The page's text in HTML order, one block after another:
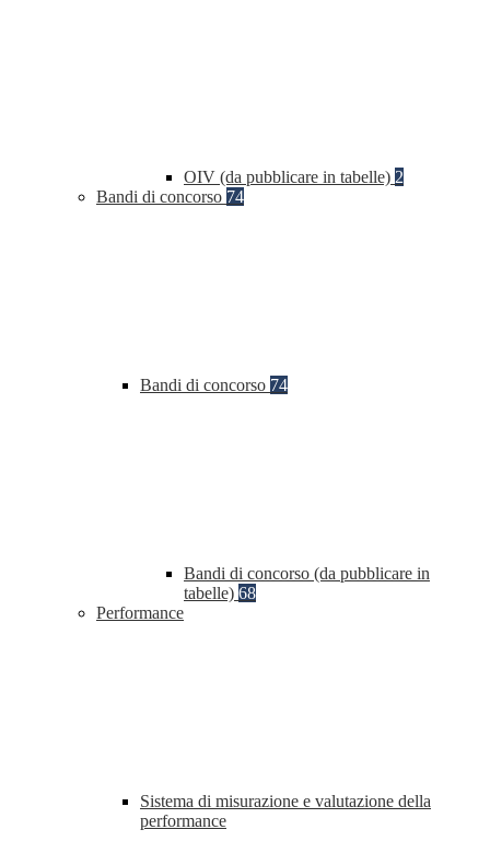
OIV (da pubblicare in tabelle) 2
Bandi di concorso 74
Bandi di concorso 74
Bandi di concorso (da pubblicare in
tabelle) 68
Performance
Sistema di misurazione e valutazione della
performance